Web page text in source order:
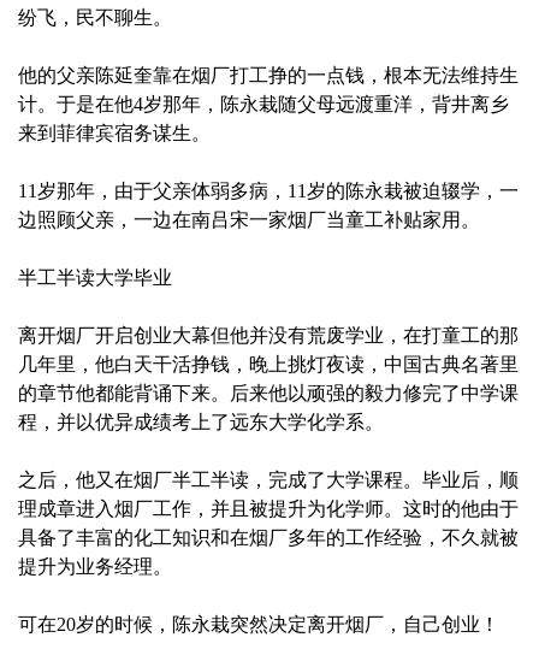
纷飞，民不聊生。
他的父亲陈延奎靠在烟厂打工挣的一点钱，根本无法维持生
计。于是在他4岁那年，陈永栽随父母远渡重洋，背井离乡
来到菲律宾宿务谋生。
11岁那年，由于父亲体弱多病，11岁的陈永栽被迫辍学，一
边照顾父亲，一边在南吕宋一家烟厂当童工补贴家用。
半工半读大学毕业
离开烟厂开启创业大幕但他并没有荒废学业，在打童工的那
几年里，他白天干活挣钱，晚上挑灯夜读，中国古典名著里
的章节他都能背诵下来。后来他以顽强的毅力修完了中学课
程，并以优异成绩考上了远东大学化学系。
之后，他又在烟厂半工半读，完成了大学课程。毕业后，顺
理成章进入烟厂工作，并且被提升为化学师。这时的他由于
具备了丰富的化工知识和在烟厂多年的工作经验，不久就被
提升为业务经理。
可在20岁的时候，陈永栽突然决定离开烟厂，自己创业！